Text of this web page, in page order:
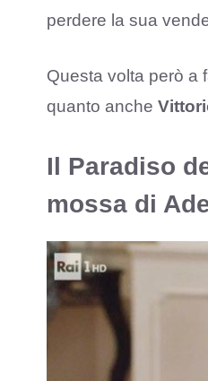
perdere la sua
Questa volta però a
quanto anche
Il Paradiso
mossa di